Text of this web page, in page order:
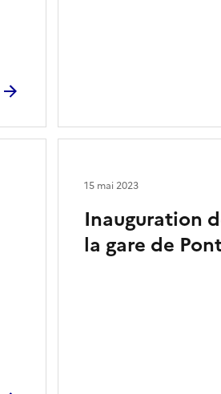
Inauguration
la gare de
15 mai 2023